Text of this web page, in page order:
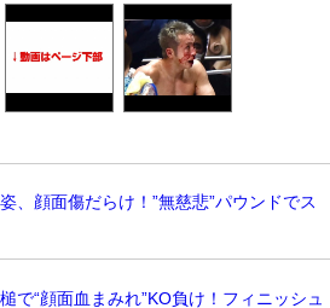
、顔面傷だらけ！”無慈悲”パウンドでス
で“顔面血まみれ”KO負け！フィニッシュ